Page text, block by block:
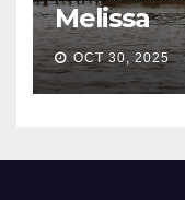
Melissa
OCT 30, 2025